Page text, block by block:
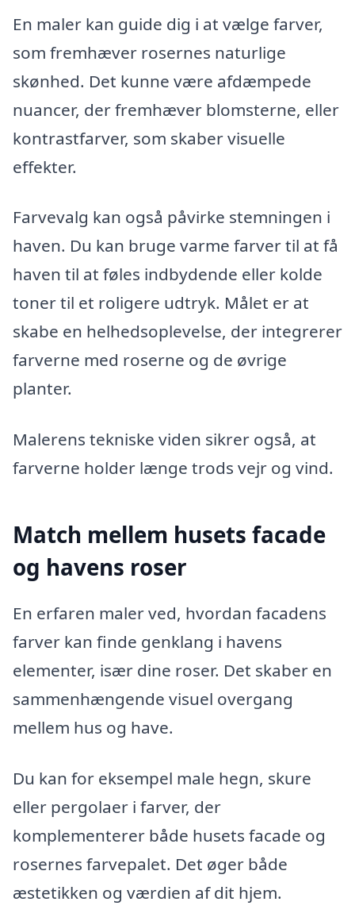
En maler kan guide dig i at vælge farver,
som fremhæver rosernes naturlige
skønhed. Det kunne være afdæmpede
nuancer, der fremhæver blomsterne, eller
kontrastfarver, som skaber visuelle
effekter.
Farvevalg kan også påvirke stemningen i
haven. Du kan bruge varme farver til at få
haven til at føles indbydende eller kolde
toner til et roligere udtryk. Målet er at
skabe en helhedsoplevelse, der integrerer
farverne med roserne og de øvrige
planter.
Malerens tekniske viden sikrer også, at
farverne holder længe trods vejr og vind.
Match mellem husets facade
og havens roser
En erfaren maler ved, hvordan facadens
farver kan finde genklang i havens
elementer, især dine roser. Det skaber en
sammenhængende visuel overgang
mellem hus og have.
Du kan for eksempel male hegn, skure
eller pergolaer i farver, der
komplementerer både husets facade og
rosernes farvepalet. Det øger både
æstetikken og værdien af dit hjem.